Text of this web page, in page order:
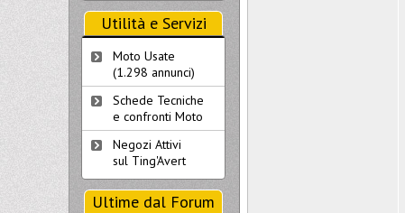
Utilità e Servizi
Moto Usate
(1.298 annunci)
Schede Tecniche
e confronti Moto
Negozi Attivi
sul Ting'Avert
Ultime dal Forum